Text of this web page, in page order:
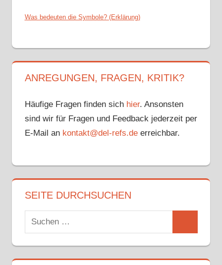
Was bedeuten die Symbole? (Erklärung)
RUNDE
SPIEL 2
ANDRÉ
SCHRADER
ANDREAS
WÖLZMÜLLER
NÜRNBERG
ICE TIGERS
PLAYOFFS
ANREGUNGEN, FRAGEN, KRITIK?
Häufige Fragen finden sich hier. Ansonsten
sind wir für Fragen und Feedback jederzeit per
E-Mail an kontakt@del-refs.deerreichbar.
SEITE DURCHSUCHEN
Suchen
nach: